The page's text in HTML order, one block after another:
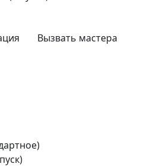
Вызвать мастера